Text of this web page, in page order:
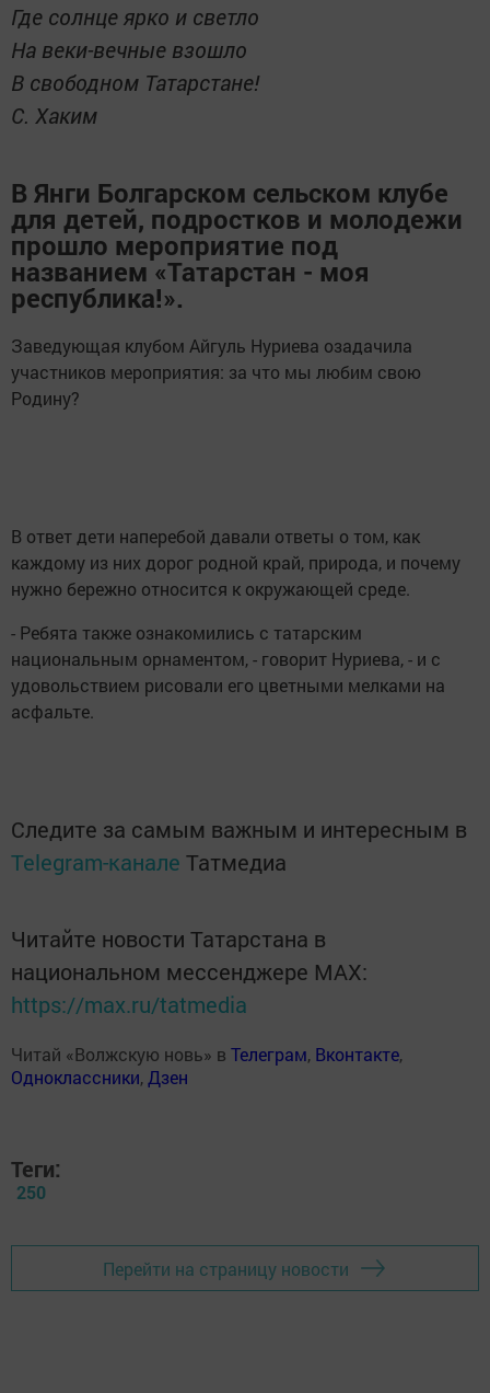
Где солнце ярко и светло
На веки-вечные взошло
В свободном Татарстане!
С. Хаким
В Янги Болгарском сельском клубе
для детей, подростков и молодежи
прошло мероприятие под
названием «Татарстан - моя
республика!».
Заведующая клубом Айгуль Нуриева озадачила
участников мероприятия: за что мы любим свою
Родину?
В ответ дети наперебой давали ответы о том, как
каждому из них дорог родной край, природа, и почему
нужно бережно относится к окружающей среде.
- Ребята также ознакомились с татарским
национальным орнаментом, - говорит Нуриева, - и с
удовольствием рисовали его цветными мелками на
асфальте.
Следите за самым важным и интересным в
Telegram-канале Татмедиа
Читайте новости Татарстана в
национальном мессенджере MАХ:
https://max.ru/tatmedia
Читай «Волжскую новь» в Телеграм, Вконтакте,
Одноклассники, Дзен
Теги:
250
Перейти на страницу новости